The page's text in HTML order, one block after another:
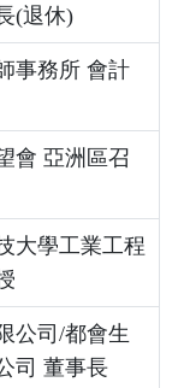
(退休)
事務所 會計
會 亞洲區召
大學工業工程
公司/都會生
司 董事長